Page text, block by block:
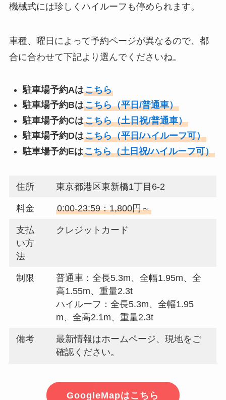
機械式には珍しくハイルーフも停められます。
車種、曜日によって予約ページが異なるので、都
合に合わせて下記より選んでくださいね。
駐車場予約Aはこちら
駐車場予約Bはこちら（平日/普通車）
駐車場予約Cはこちら（土日祝/普通車）
駐車場予約Dはこちら（平日/ハイルーフ可）
駐車場予約Eはこちら（土日祝/ハイルーフ可）
住所 東京都港区東新橋1丁目6-2
料金 0:00-23:59：1,800円～
支払
い方
法
クレジットカード
制限
普通車：全長5.3m、全幅1.95m、全
高1.55m、重量2.3t
ハイルーフ：全長5.3m、全幅1.95
m、全高2.1m、重量2.3t
備考
最新情報はホームページ、現地をご
確認ください。
GoogleMapはこちら